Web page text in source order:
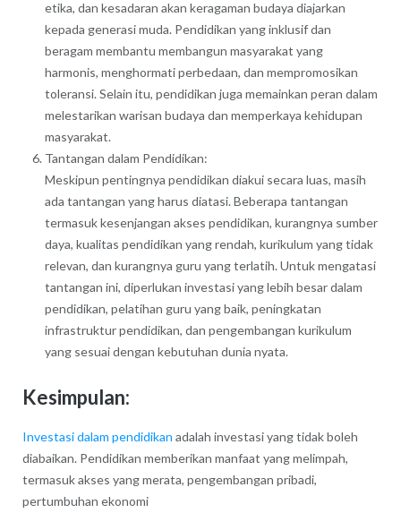
etika, dan kesadaran akan keragaman budaya diajarkan
kepada generasi muda. Pendidikan yang inklusif dan
beragam membantu membangun masyarakat yang
harmonis, menghormati perbedaan, dan mempromosikan
toleransi. Selain itu, pendidikan juga memainkan peran dalam
melestarikan warisan budaya dan memperkaya kehidupan
masyarakat.
Tantangan dalam Pendidikan:
Meskipun pentingnya pendidikan diakui secara luas, masih
ada tantangan yang harus diatasi. Beberapa tantangan
termasuk kesenjangan akses pendidikan, kurangnya sumber
daya, kualitas pendidikan yang rendah, kurikulum yang tidak
relevan, dan kurangnya guru yang terlatih. Untuk mengatasi
tantangan ini, diperlukan investasi yang lebih besar dalam
pendidikan, pelatihan guru yang baik, peningkatan
infrastruktur pendidikan, dan pengembangan kurikulum
yang sesuai dengan kebutuhan dunia nyata.
Kesimpulan:
Investasi dalam pendidikan adalah investasi yang tidak boleh
diabaikan. Pendidikan memberikan manfaat yang melimpah,
termasuk akses yang merata, pengembangan pribadi,
pertumbuhan ekonomi